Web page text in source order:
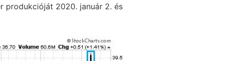
produkcióját 2020. január 2. és